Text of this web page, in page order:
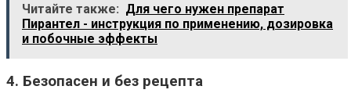
Читайте также: Для чего нужен препарат
Пирантел - инструкция по применению, дозировка
и побочные эффекты
4. Безопасен и без рецепта